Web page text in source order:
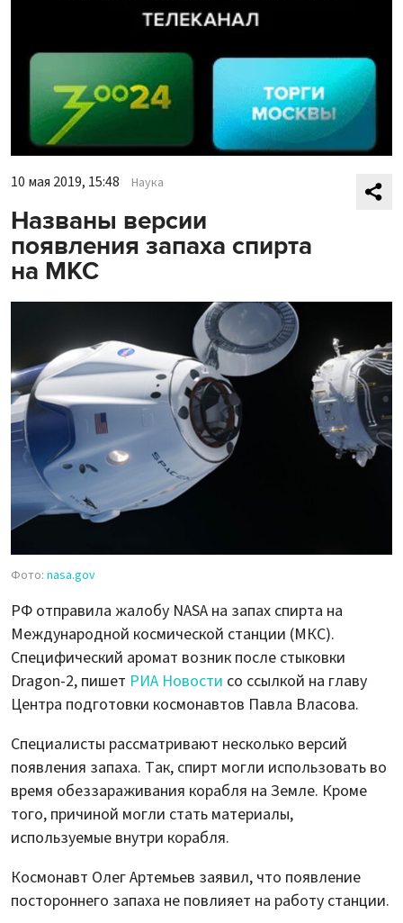
10 мая 2019, 15:48 Наука
Названы версии
появления запаха спирта
на МКС
Фото: nasa.gov
РФ отправила жалобу NASA на запах спирта на
Международной космической станции (МКС).
Специфический аромат возник после стыковки
Dragon-2, пишет РИА Новости со ссылкой на главу
Центра подготовки космонавтов Павла Власова.
Специалисты рассматривают несколько версий
появления запаха. Так, спирт могли использовать во
время обеззараживания корабля на Земле. Кроме
того, причиной могли стать материалы,
используемые внутри корабля.
Космонавт Олег Артемьев заявил, что появление
постороннего запаха не повлияет на работу станции.